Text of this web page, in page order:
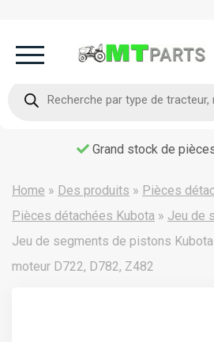
produits
Grand stock de
Home » Des produits » Pièces
Pièces détachées Kubota » Jeu de
Jeu de segments de pistons Kubota
moteur D722, D782, Z482